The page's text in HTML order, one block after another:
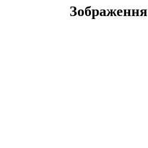
Зображення